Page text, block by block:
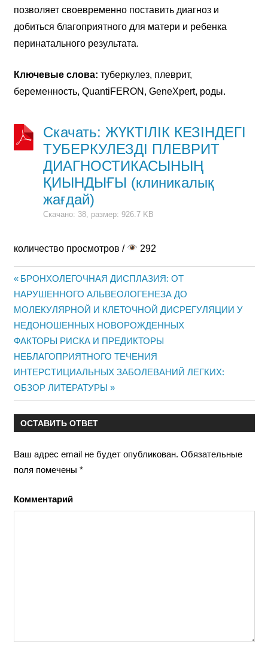
позволяет своевременно поставить диагноз и
добиться благоприятного для матери и ребенка
перинатального результата.
Ключевые слова: туберкулез, плеврит,
беременность, QuantiFERON, GeneXpert, роды.
Скачать: ЖҮКТІЛІК КЕЗІНДЕГІ
ТУБЕРКУЛЕЗДІ ПЛЕВРИТ
ДИАГНОСТИКАСЫНЫҢ
ҚИЫНДЫҒЫ (клиникалық
жағдай)
Скачано: 38, размер: 926.7 KB
количество просмотров / 292
Навигация
по
записям
Предыдущая
запись:
БРОНХОЛЕГОЧНАЯ ДИСПЛАЗИЯ: ОТ
НАРУШЕННОГО АЛЬВЕОЛОГЕНЕЗА ДО
МОЛЕКУЛЯРНОЙ И КЛЕТОЧНОЙ ДИСРЕГУЛЯЦИИ У
НЕДОНОШЕННЫХ НОВОРОЖДЕННЫХ
Следующая
запись:
ФАКТОРЫ РИСКА И ПРЕДИКТОРЫ
НЕБЛАГОПРИЯТНОГО ТЕЧЕНИЯ
ИНТЕРСТИЦИАЛЬНЫХ ЗАБОЛЕВАНИЙ ЛЕГКИХ:
ОБЗОР ЛИТЕРАТУРЫ
ОСТАВИТЬ ОТВЕТ
Ваш адрес email не будет опубликован. Обязательные
поля помечены *
Комментарий